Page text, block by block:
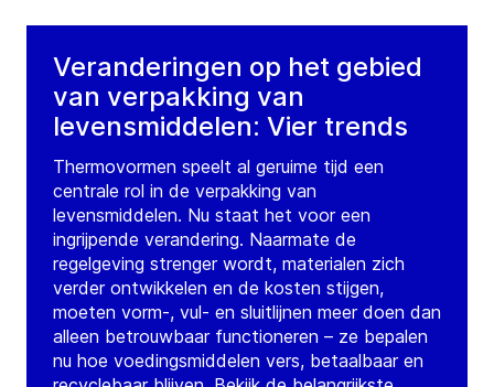
Nottingham
15 Farrington Way, Eastwood Link Business
Park, Eastwood
NG16 3BF Nottingham
United Kingdom
Tel.: +44 1159 383075
Contact
Veranderingen op het gebied
van verpakking van
levensmiddelen: Vier trends
Thermovormen speelt al geruime tijd een
centrale rol in de verpakking van
levensmiddelen. Nu staat het voor een
ingrijpende verandering. Naarmate de
regelgeving strenger wordt, materialen zich
verder ontwikkelen en de kosten stijgen,
moeten vorm-, vul- en sluitlijnen meer doen dan
alleen betrouwbaar functioneren – ze bepalen
nu hoe voedingsmiddelen vers, betaalbaar en